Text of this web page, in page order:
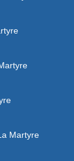
Martyre